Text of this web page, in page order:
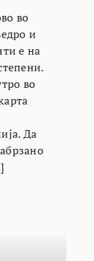
во
и
е на
во
Да